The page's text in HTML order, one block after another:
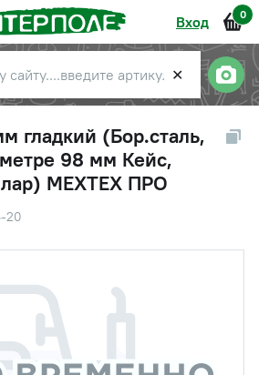
Вход 0
✕
гладкий (Бор.сталь,
98 мм Кейс,
МЕХТЕХ ПРО
20